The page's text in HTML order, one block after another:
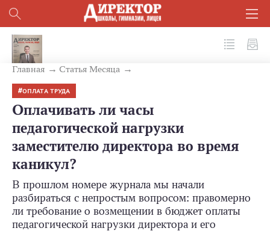
Главная Статья Месяца
ОПЛАТА ТРУДА
Оплачивать ли часы
педагогической нагрузки
заместителю директора во время
каникул?
В прошлом номере журнала мы начали
разбираться с непростым вопросом: правомерно
ли требование о возмещении в бюджет оплаты
педагогической нагрузки директора и его